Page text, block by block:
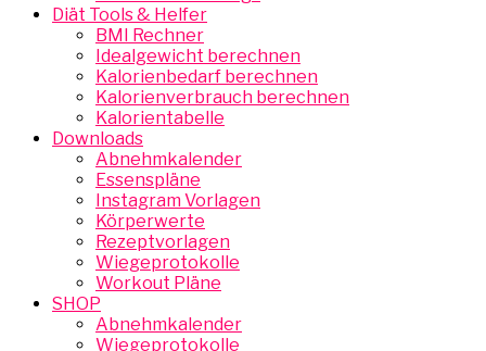
Diät Tools & Helfer
BMI Rechner
Idealgewicht berechnen
Kalorienbedarf berechnen
Kalorienverbrauch berechnen
Kalorientabelle
Downloads
Abnehmkalender
Essenspläne
Instagram Vorlagen
Körperwerte
Rezeptvorlagen
Wiegeprotokolle
Workout Pläne
SHOP
Abnehmkalender
Wiegeprotokolle